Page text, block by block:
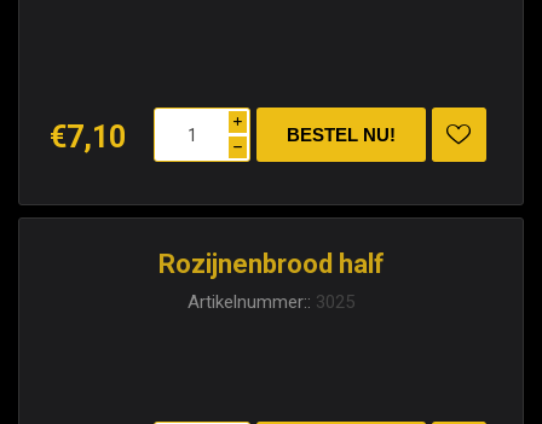
€7,10 i
h
Rozijnenbrood half
Artikelnummer:: 3025